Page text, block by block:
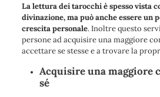
La lettura dei tarocchi è spesso vista
divinazione, ma può anche essere un
crescita personale. Inoltre questo
persone ad acquisire una maggiore
accettare se stesse e a trovare la
Acquisire una maggiore
sé